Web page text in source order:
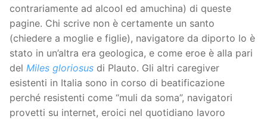
contrariamente ad alcool ed amuchina) di queste
pagine. Chi scrive non è certamente un santo
(chiedere a moglie e figlie), navigatore da diporto lo è
stato in un’altra era geologica, e come eroe è alla pari
del Miles gloriosus di Plauto. Gli altri caregiver
esistenti in Italia sono in corso di beatificazione
perché resistenti come “muli da soma”, navigatori
provetti su internet, eroici nel quotidiano lavoro